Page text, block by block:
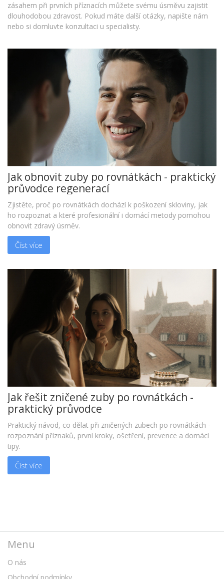
zásahem při prvních příznacích můžete svému úsměvu zajistit
dlouhodobou zdravost. Pokud máte další otázky, napište nám
nebo si domluvte konzultaci u specialisty.
Jak obnovit zuby po rovnátkách - praktický
průvodce regenerací
Zjistěte, proč po rovnátkách dochází k poškození skloviny, jak
ho rozpoznat a které profesionální i domácí metody pomohou
obnovit zdravý úsměv.
Číst více
Jak řešit zničené zuby po rovnátkách -
praktický průvodce
Praktický návod, co dělat při zničených zubech po rovnátkách -
rozpoznání příznaků, první kroky, ošetření, prevence a domácí
tipy.
Číst více
Menu
O nás